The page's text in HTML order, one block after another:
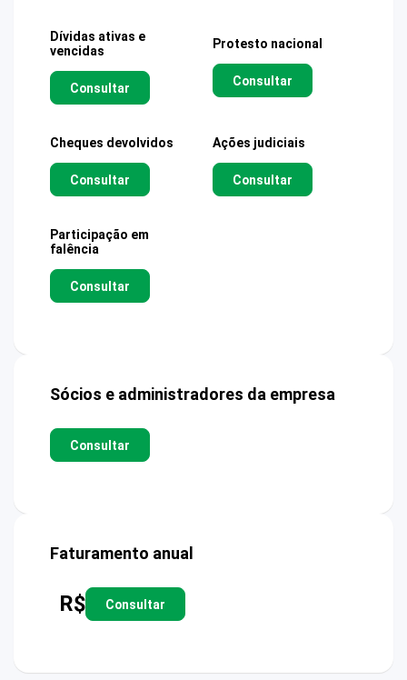
Dívidas ativas e
vencidas
Consultar
Protesto nacional
Consultar
Cheques devolvidos
Consultar
Ações judiciais
Consultar
Participação em
falência
Consultar
Sócios e administradores da empresa
Consultar
Faturamento anual
R$ Consultar